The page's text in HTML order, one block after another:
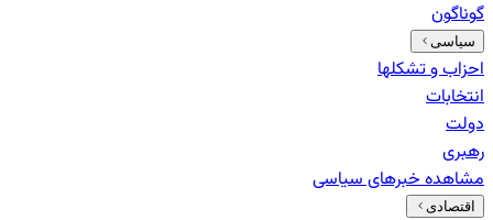
گوناگون
سیاسی
احزاب و تشکلها
انتخابات
دولت
رهبری
مشاهده خبرهایسیاسی
اقتصادی